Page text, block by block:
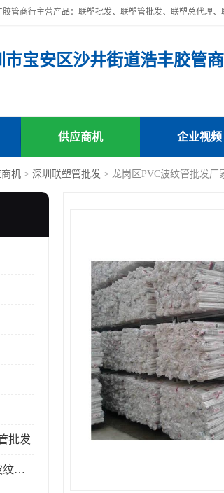
市宝安区沙井街道浩丰胶管
供应商机 企业视频
机 > 深圳联塑管批发 > 龙岗区PVC波纹管批发厂
批发
深圳联塑HDPE波纹管批发